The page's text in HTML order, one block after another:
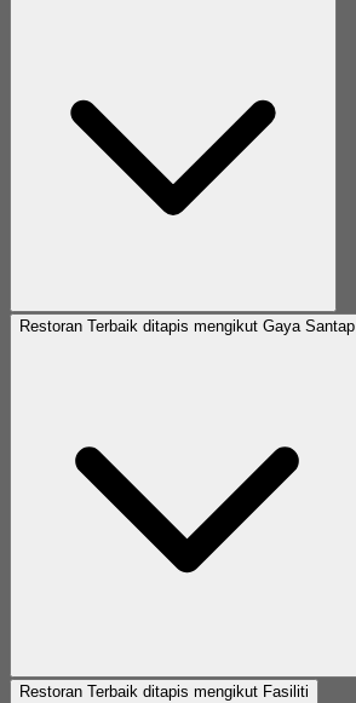
Restoran Terbaik ditapis mengikut Gaya Santap
Restoran Terbaik ditapis mengikut Fasiliti